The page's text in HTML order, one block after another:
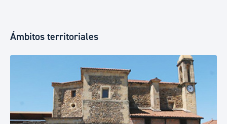
Ámbitos territoriales